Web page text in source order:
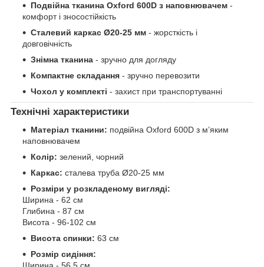
Подвійна тканина Oxford 600D з наповнювачем -
комфорт і зносостійкість
Сталевий каркас Ø20-25 мм - жорсткість і
довговічність
Знімна тканина - зручно для догляду
Компактне складання - зручно перевозити
Чохол у комплекті - захист при транспортуванні
Технічні характеристики
Матеріал тканини: подвійна Oxford 600D з м’яким
наповнювачем
Колір: зелений, чорний
Каркас: сталева труба Ø20-25 мм
Розміри у розкладеному вигляді:
Ширина - 62 см
Глибина - 87 см
Висота - 96-102 см
Висота спинки: 63 см
Розмір сидіння: